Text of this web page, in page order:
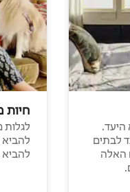
היעד.
לבתים
האלה
חיות
להביא